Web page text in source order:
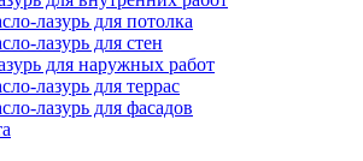
лазурь для потолка
лазурь для стен
для наружных работ
лазурь для террас
лазурь для фасадов